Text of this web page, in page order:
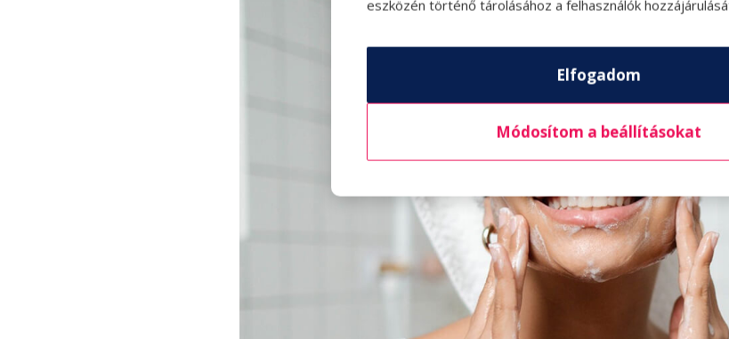
eszközén történő tárolásához a felhasználók
Elfogadom
Módosítom a beállításokat